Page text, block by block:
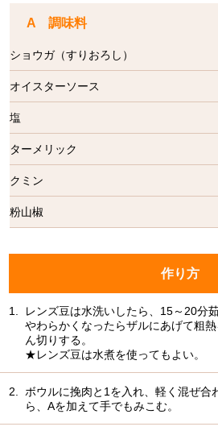
A 調味料
ショウガ（すりおろし）
オイスターソース
塩
ターメリック
クミン
粉山椒
作り方
1.
レンズ豆は水洗いしたら、15～20分茹
やわらかくなったらザルにあげて粗
ん切りする。
★レンズ豆は水煮を使ってもよい。
2.
ボウルに挽肉と1を入れ、軽く混ぜ合
ら、Aを加えて手でもみこむ。